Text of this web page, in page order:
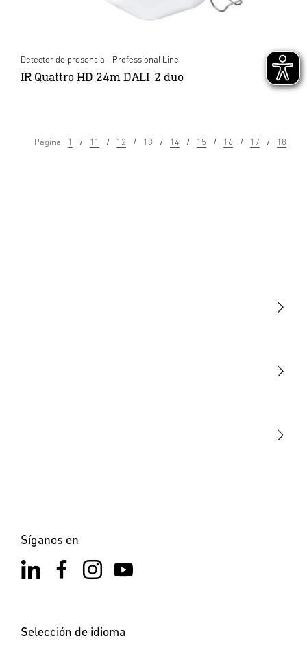
Detector de presencia - Professional Line
IR Quattro HD 24m DALI-2 duo
Página 1 11 12 13 14 15 16 17 18
Síganos en
Selección de idioma